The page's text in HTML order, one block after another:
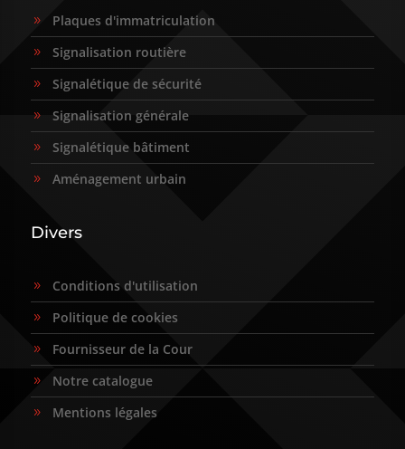
9 Plaques d'immatriculation
9 Signalisation routière
9 Signalétique de sécurité
9 Signalisation générale
9 Signalétique bâtiment
9 Aménagement urbain
Divers
9 Conditions d'utilisation
9 Politique de cookies
9 Fournisseur de la Cour
9 Notre catalogue
9 Mentions légales